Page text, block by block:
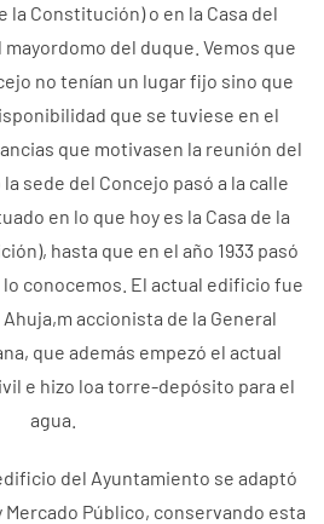
la Constitución) o en la Casa del
mayordomo del duque. Vemos que
no tenían un lugar fijo sino que
que se tuviese en el
que motivasen la reunión del
sede del Concejo pasó a la calle
en lo que hoy es la Casa de la
hasta que en el año 1933 pasó
conocemos. El actual edificio fue
accionista de la General
que además empezó el actual
e hizo loa torre-depósito para el
agua.
del Ayuntamiento se adaptó
Mercado Público, conservando esta